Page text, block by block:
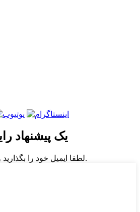
یک پیشنهاد
لطفا ایمیل خود را بگذارید و برای ما پیام ارسال کنید.